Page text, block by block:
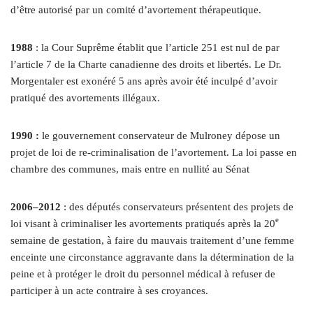
d’être autorisé par un comité d’avortement thérapeutique.
1988 : la Cour Suprême établit que l’article 251 est nul de par
l’article 7 de la Charte canadienne des droits et libertés. Le Dr.
Morgentaler est exonéré 5 ans après avoir été inculpé d’avoir
pratiqué des avortements illégaux.
1990 : le gouvernement conservateur de Mulroney dépose un
projet de loi de re-criminalisation de l’avortement. La loi passe en
chambre des communes, mais entre en nullité au Sénat
2006–2012 : des députés conservateurs présentent des projets de
loi visant à criminaliser les avortements pratiqués après la 20e
semaine de gestation, à faire du mauvais traitement d’une femme
enceinte une circonstance aggravante dans la détermination de la
peine et à protéger le droit du personnel médical à refuser de
participer à un acte contraire à ses croyances.